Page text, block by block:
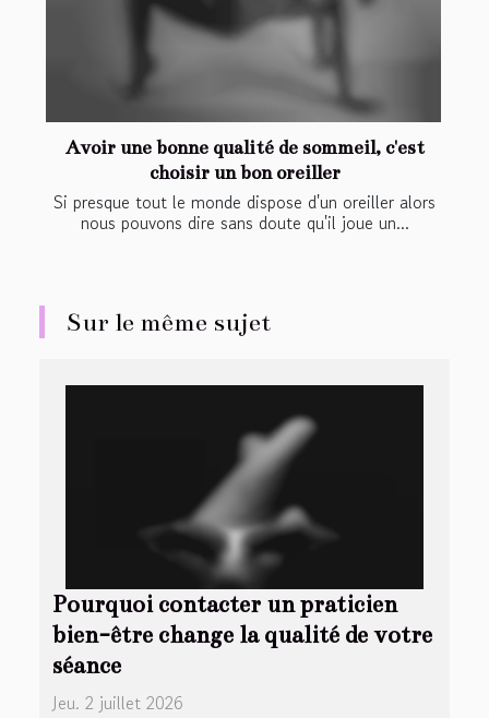
Avoir une bonne qualité de sommeil, c'est
choisir un bon oreiller
Si presque tout le monde dispose d'un oreiller alors
nous pouvons dire sans doute qu'il joue un...
Sur le même sujet
Pourquoi contacter un praticien
bien-être change la qualité de votre
séance
Jeu. 2 juillet 2026